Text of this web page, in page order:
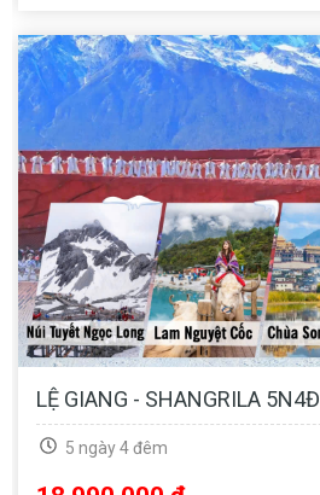
LỆ GIANG - SHANGRILA 5N4Đ
5 ngày 4 đêm